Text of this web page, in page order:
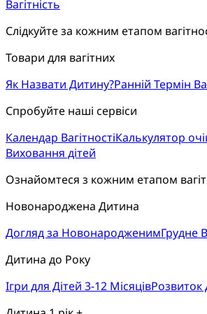
Вагітність
Слідкуйте за кожним етапом
Товари для вагітних
Як Назвати Дитину?Ранній Термін
Спробуйте наші сервіси
Календар ВагітностіКалькулятор
Виховання дітей
Ознайомтеся з кожним етапом
Новонароджена Дитина
Догляд за НовонародженимГрудне
Дитина до Року
Ігри для Дітей 3-12 МісяцівРозвиток